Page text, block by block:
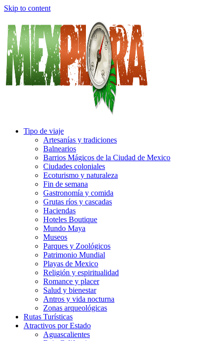
Skip to content
Tipo de viaje
Artesanías y tradiciones
Balnearios
Barrios Mágicos de la Ciudad de Mexico
Ciudades coloniales
Ecoturismo y naturaleza
Fin de semana
Gastronomía y comida
Grutas ríos y cascadas
Haciendas
Hoteles Boutique
Mundo Maya
Museos
Parques y Zoológicos
Patrimonio Mundial
Playas de Mexico
Religión y espiritualidad
Romance y placer
Salud y bienestar
Antros y vida nocturna
Zonas arqueológicas
Rutas Turísticas
Atractivos por Estado
Aguascalientes